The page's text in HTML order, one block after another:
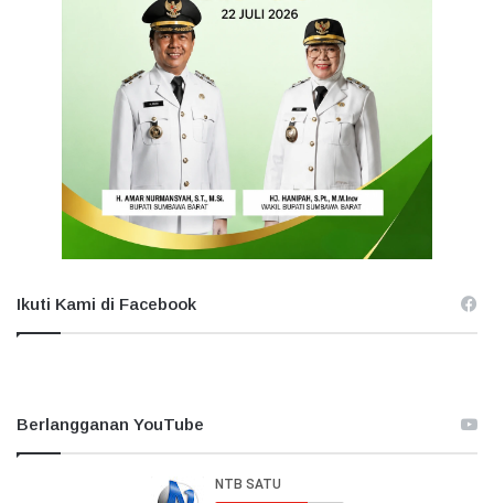
Ikuti Kami di Facebook
Berlangganan YouTube